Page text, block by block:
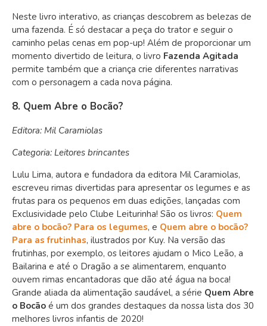
Neste livro interativo, as crianças descobrem as belezas de
uma fazenda. É só destacar a peça do trator e seguir o
caminho pelas cenas em pop-up! Além de proporcionar um
momento divertido de leitura, o livro Fazenda Agitada
permite também que a criança crie diferentes narrativas
com o personagem a cada nova página.
8. Quem Abre o Bocão?
Editora: Mil Caramiolas
Categoria: Leitores brincantes
Lulu Lima, autora e fundadora da editora Mil Caramiolas,
escreveu rimas divertidas para apresentar os legumes e as
frutas para os pequenos em duas edições, lançadas com
Exclusividade pelo Clube Leiturinha! São os livros: Quem
abre o bocão? Para os legumes, e Quem abre o bocão?
Para as frutinhas, ilustrados por Kuy. Na versão das
frutinhas, por exemplo, os leitores ajudam o Mico Leão, a
Bailarina e até o Dragão a se alimentarem, enquanto
ouvem rimas encantadoras que dão até água na boca!
Grande aliada da alimentação saudável, a série Quem Abre
o Bocão é um dos grandes destaques da nossa lista dos 30
melhores livros infantis de 2020!